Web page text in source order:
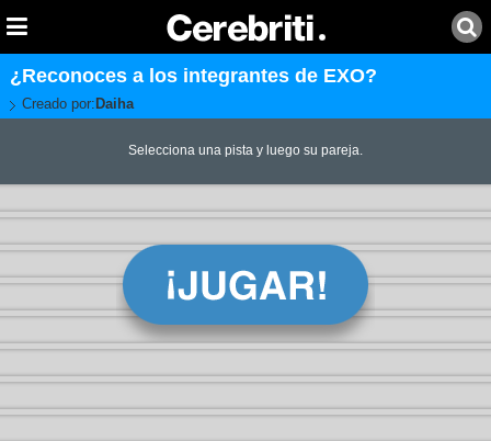
¿Reconoces a los integrantes de EXO?
Creado por: Daiha
Selecciona una pista y luego su pareja.